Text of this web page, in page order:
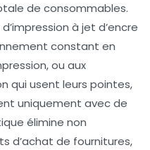
de consommables.
à jet d’encre
constant en
ou aux
qui usent leurs pointes,
uniquement avec de
élimine non
d’achat de fournitures,